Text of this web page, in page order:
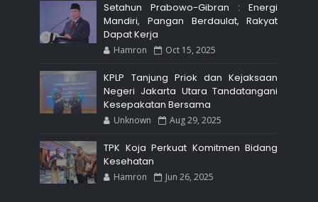
Setahun Prabowo-Gibran : Energi
Mandiri, Pangan Berdaulat, Rakyat
Dapat Kerja
Hamron Oct 15, 2025
KPLP Tanjung Priok dan Kejaksaan
Negeri Jakarta Utara Tandatangani
Kesepakatan Bersama
Unknown Aug 29, 2025
TPK Koja Perkuat Komitmen Bidang
Kesehatan
Hamron Jun 26, 2025